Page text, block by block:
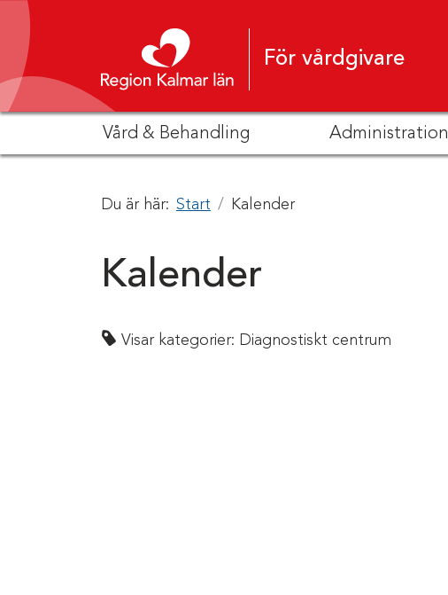
Hoppa till innehåll
För vårdgivare
Vård & Behandling Administration
Du är här: Start Kalender
Kalender
Visar kategorier: Diagnostiskt centrum